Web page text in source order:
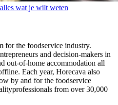
wat je wilt weten
for the foodservice industry.
and decision-makers in
out-of-home accommodation all
Each year, Horecava also
by and for the foodservice
from over 30,000